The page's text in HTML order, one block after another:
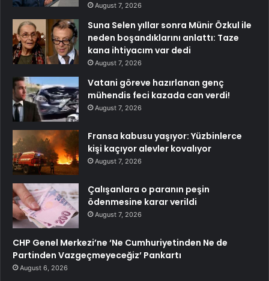
August 7, 2026
Suna Selen yıllar sonra Münir Özkul ile
neden boşandıklarını anlattı: Taze
kana ihtiyacım var dedi
August 7, 2026
Vatani göreve hazırlanan genç
mühendis feci kazada can verdi!
August 7, 2026
Fransa kabusu yaşıyor: Yüzbinlerce
kişi kaçıyor alevler kovalıyor
August 7, 2026
Çalışanlara o paranın peşin
ödenmesine karar verildi
August 7, 2026
CHP Genel Merkezi’ne ‘Ne Cumhuriyetinden Ne de
Partinden Vazgeçmeyeceğiz’ Pankartı
August 6, 2026